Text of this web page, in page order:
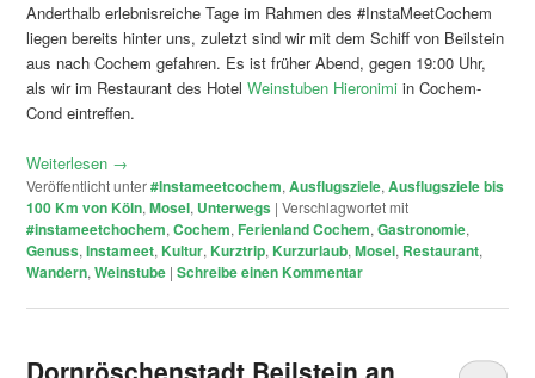
Anderthalb erlebnisreiche Tage im Rahmen des #InstaMeetCochem
liegen bereits hinter uns, zuletzt sind wir mit dem Schiff von Beilstein
aus nach Cochem gefahren. Es ist früher Abend, gegen 19:00 Uhr,
als wir im Restaurant des HotelWeinstuben Hieronimi in Cochem-
Cond eintreffen.
Weiterlesen →
Veröffentlicht unter#Instameetcochem,Ausflugsziele,Ausflugsziele bis
100 Km von Köln,Mosel, Unterwegs |Verschlagwortet mit
#instameetchochem,Cochem,Ferienland Cochem,Gastronomie,
Genuss,Instameet,Kultur,Kurztrip,Kurzurlaub,Mosel, Restaurant,
Wandern,Weinstube |Schreibe einen Kommentar
Dornröschenstadt Beilstein an